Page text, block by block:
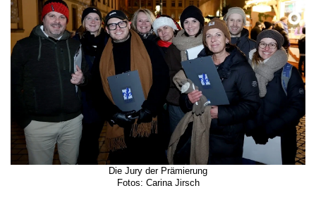
Die Jury der Prämierung
Fotos: Carina Jirsch